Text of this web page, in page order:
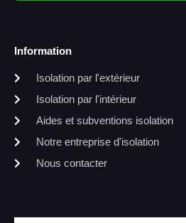
Information
Isolation par l'extérieur
Isolation par l'intérieur
Aides et subventions isolation
Notre entreprise d'isolation
Nous contacter